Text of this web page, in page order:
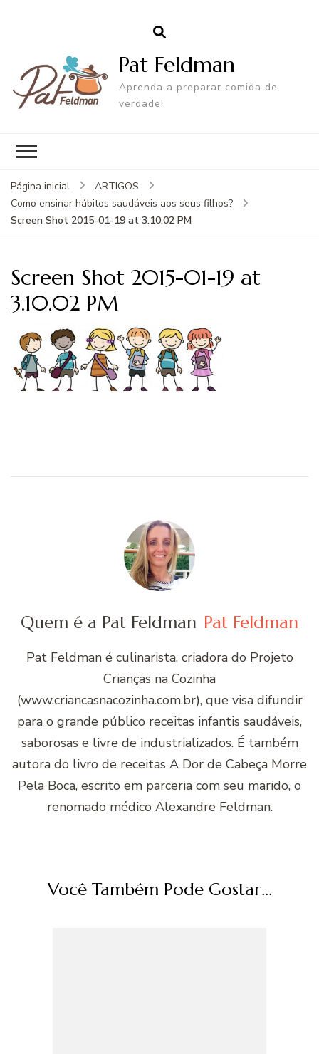
Pat Feldman
Aprenda a preparar comida de
verdade!
Página inicial
ARTIGOS
Como ensinar hábitos saudáveis aos seus filhos?
Screen Shot 2015-01-19 at 3.10.02 PM
Screen Shot 2015-01-19 at
3.10.02 PM
Quem é a Pat Feldman Pat Feldman
Pat Feldman é culinarista, criadora do Projeto
Crianças na Cozinha
(www.criancasnacozinha.com.br), que visa difundir
para o grande público receitas infantis saudáveis,
saborosas e livre de industrializados. É também
autora do livro de receitas A Dor de Cabeça Morre
Pela Boca, escrito em parceria com seu marido, o
renomado médico Alexandre Feldman.
Você Também Pode Gostar...